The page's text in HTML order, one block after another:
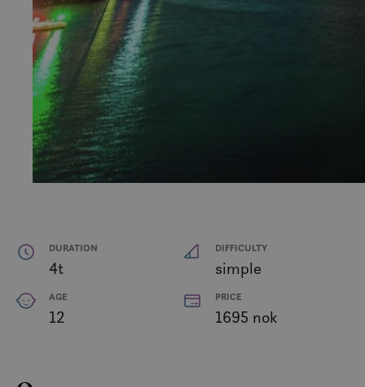
DURATION
4t
DIFFICULTY
simple
AGE
12
PRICE
1695 nok